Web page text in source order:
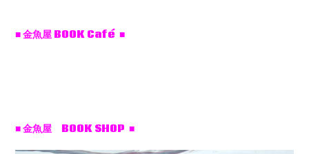
■ 金魚屋 BOOK Café ■
■ 金魚屋 BOOK SHOP ■